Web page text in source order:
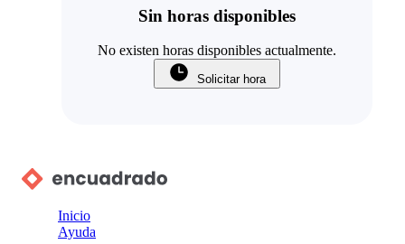
Sin horas disponibles
No existen horas disponibles actualmente.
Solicitar hora
Inicio
Ayuda